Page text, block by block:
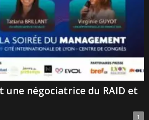
une négociatrice du RAID et
1